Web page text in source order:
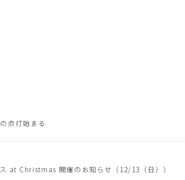
点灯始まる
at Christmas 開催のお知らせ（12/13（日））